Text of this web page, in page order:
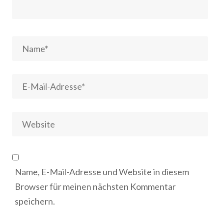
Name, E-Mail-Adresse und Website in diesem
Browser für meinen nächsten Kommentar
speichern.